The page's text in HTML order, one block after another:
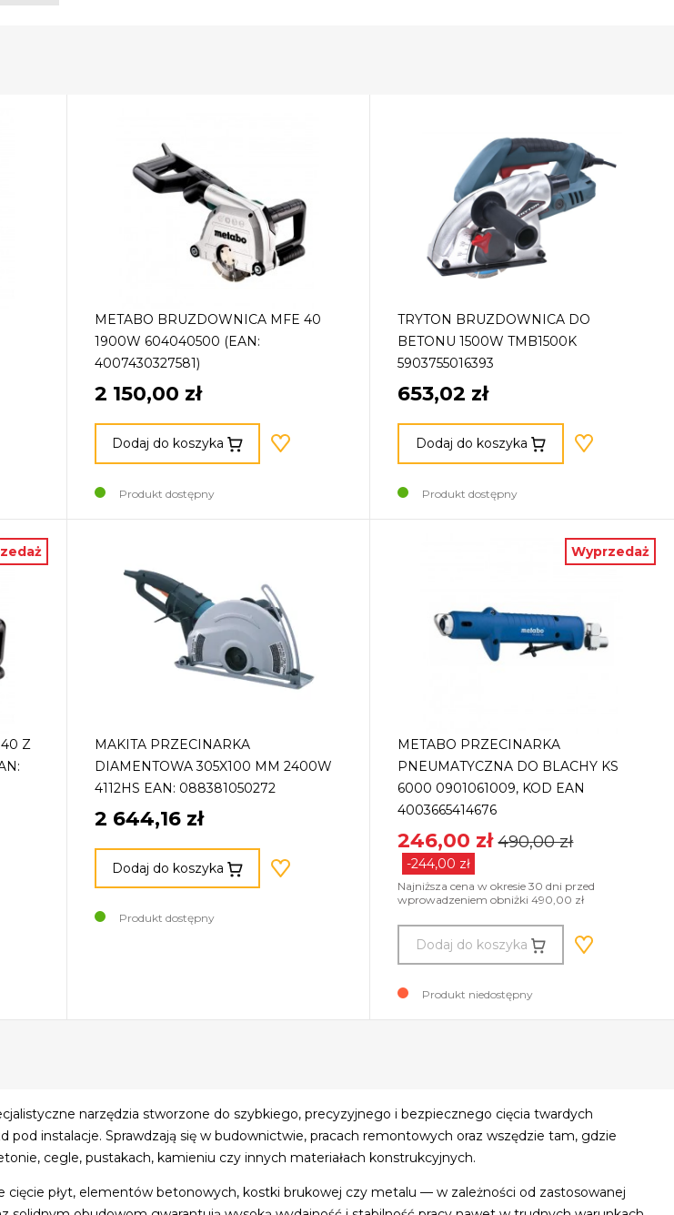
METABO BRUZDOWNICA MFE 40
1900W 604040500 (EAN:
4007430327581)
2 150,00 zł
Dodaj do koszyka
Produkt dostępny
TRYTON BRUZDOWNICA DO
BETONU 1500W TMB1500K
5903755016393
653,02 zł
Dodaj do koszyka
Produkt dostępny
Z
MAKITA PRZECINARKA
DIAMENTOWA 305X100 MM 2400W
4112HS EAN: 088381050272
2 644,16 zł
Dodaj do koszyka
Produkt dostępny
Wyprzedaż
METABO PRZECINARKA
PNEUMATYCZNA DO BLACHY KS
6000 0901061009, KOD EAN
4003665414676
246,00 zł 490,00 zł
-244,00 zł
Najniższa cena w okresie 30 dni przed
wprowadzeniem obniżki 490,00 zł
Dodaj do koszyka
Produkt niedostępny
narzędzia stworzone do szybkiego, precyzyjnego i bezpiecznego cięcia twardych
pod instalacje. Sprawdzają się w budownictwie, pracach remontowych oraz wszędzie tam, gdzie
cegle, pustakach, kamieniu czy innych materiałach konstrukcyjnych.
cięcie płyt, elementów betonowych, kostki brukowej czy metalu — w zależności od zastosowanej